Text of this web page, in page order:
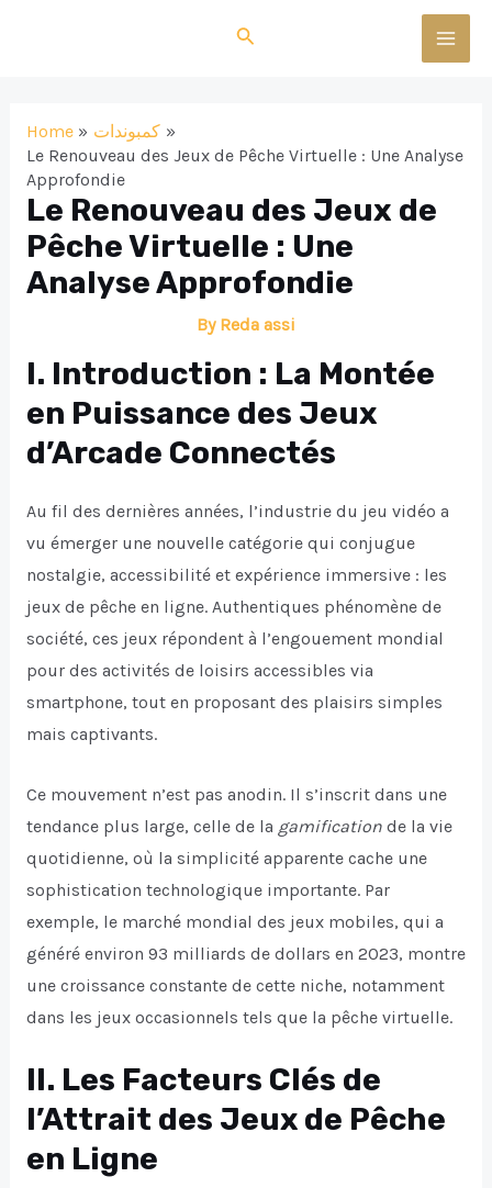
Search
Home
كمبوندات
Le Renouveau des Jeux de Pêche Virtuelle : Une Analyse
Approfondie
Le Renouveau des Jeux de
Pêche Virtuelle : Une
Analyse Approfondie
By Reda assi
I. Introduction : La Montée
en Puissance des Jeux
d’Arcade Connectés
Au fil des dernières années, l’industrie du jeu vidéo a
vu émerger une nouvelle catégorie qui conjugue
nostalgie, accessibilité et expérience immersive : les
jeux de pêche en ligne. Authentiques phénomène de
société, ces jeux répondent à l’engouement mondial
pour des activités de loisirs accessibles via
smartphone, tout en proposant des plaisirs simples
mais captivants.
Ce mouvement n’est pas anodin. Il s’inscrit dans une
tendance plus large, celle de la gamificationde la vie
quotidienne, où la simplicité apparente cache une
sophistication technologique importante. Par
exemple, le marché mondial des jeux mobiles, qui a
généré environ 93 milliards de dollars en 2023, montre
une croissance constante de cette niche, notamment
dans les jeux occasionnels tels que la pêche virtuelle.
II. Les Facteurs Clés de
l’Attrait des Jeux de Pêche
en Ligne